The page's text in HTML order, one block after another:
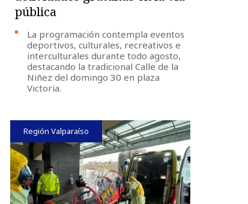
pública
La programación contempla eventos
deportivos, culturales, recreativos e
interculturales durante todo agosto,
destacando la tradicional Calle de la
Niñez del domingo 30 en plaza
Victoria.
Región Valparaíso